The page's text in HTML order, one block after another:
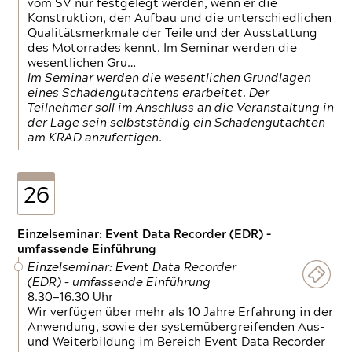
vom SV nur festgelegt werden, wenn er die
Konstruktion, den Aufbau und die unterschiedlichen
Qualitätsmerkmale der Teile und der Ausstattung
des Motorrades kennt. Im Seminar werden die
wesentlichen Gru…
Im Seminar werden die wesentlichen Grundlagen
eines Schadengutachtens erarbeitet. Der
Teilnehmer soll im Anschluss an die Veranstaltung in
der Lage sein selbstständig ein Schadengutachten
am KRAD anzufertigen.
26
Einzelseminar: Event Data Recorder (EDR) –
umfassende Einführung
Einzelseminar: Event Data Recorder
(EDR) – umfassende Einführung
8.30—16.30 Uhr
Wir verfügen über mehr als 10 Jahre Erfahrung in der
Anwendung, sowie der systemübergreifenden Aus-
und Weiterbildung im Bereich Event Data Recorder